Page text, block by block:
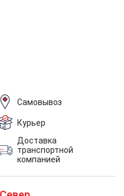
Самовывоз
Курьер
Доставка
транспортной
компанией